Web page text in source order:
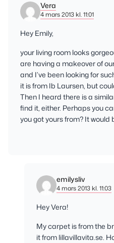
Vera
4 mars 2013 kl. 11:01
Hey Emily,
your living room looks
are having a makeover of
and I’ve been looking for
it is from Ib Laursen, but
Then I heard there is a
find it, either. Perhaps you
you got yours from? It would
emilysliv
4 mars 2013 kl. 11:03
Hey Vera!
My carpet is from the
it from lillavillavita.se.